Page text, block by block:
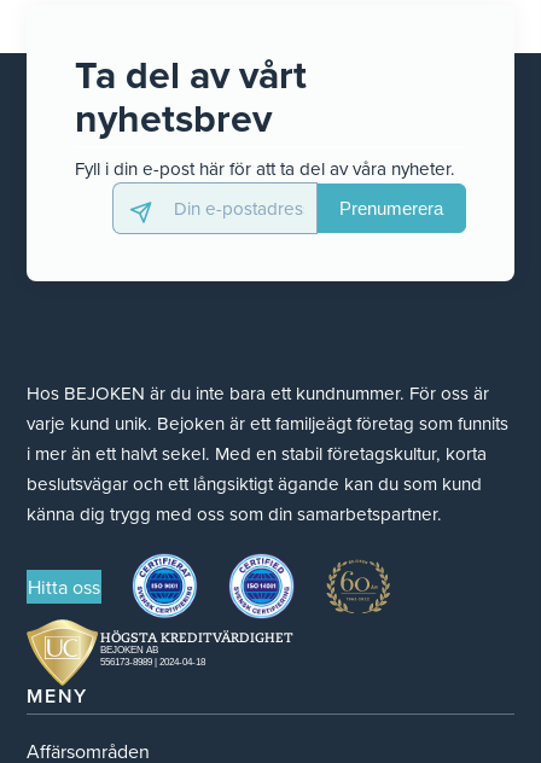
Ta del av vårt
nyhetsbrev
Fyll i din e-post här för att ta del av våra nyheter.
Hos BEJOKEN är du inte bara ett kundnummer. För oss är
varje kund unik. Bejoken är ett familjeägt företag som funnits
i mer än ett halvt sekel. Med en stabil företagskultur, korta
beslutsvägar och ett långsiktigt ägande kan du som kund
känna dig trygg med oss som din samarbetspartner.
Hitta oss
MENY
Affärsområden